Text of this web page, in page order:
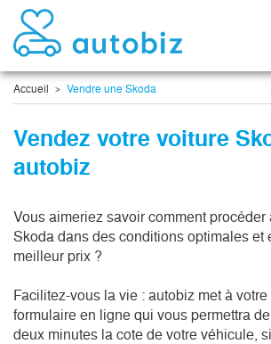
Accueil Vendre une Skoda
Vendez votre voiture
autobiz
Vous aimeriez savoir comment procéder
Skoda dans des conditions optimales et
meilleur prix ?
Facilitez-vous la vie : autobiz met à
formulaire en ligne qui vous permettra
deux minutes la cote de votre véhicule,